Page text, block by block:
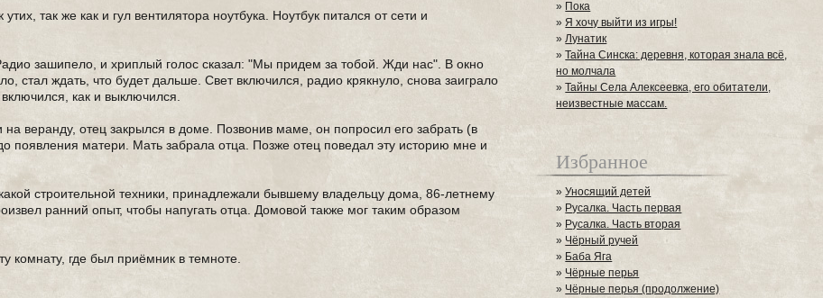
так же как и гул вентилятора ноутбука. Ноутбук питался от сети и
зашипело, и хриплый голос сказал: "Мы придем за тобой. Жди нас". В окно
стал ждать, что будет дальше. Свет включился, радио крякнуло, снова заиграло
как и выключился.
веранду, отец закрылся в доме. Позвонив маме, он попросил его забрать (в
появления матери. Мать забрала отца. Позже отец поведал эту историю мне и
строительной техники, принадлежали бывшему владельцу дома, 86-летнему
ранний опыт, чтобы напугать отца. Домовой также мог таким образом
комнату, где был приёмник в темноте.
» Пока
»Я хочу выйти из игры!
»Лунатик
»Тайна Синска: деревня, которая знала всё,
но молчала
»Тайны Села Алексеевка, его обитатели,
неизвестные массам.
Избранное
»Уносящий детей
» Русалка. Часть первая
» Русалка. Часть вторая
» Чёрный ручей
» Баба Яга
»Чёрные перья
» Чёрные перья (продолжение)